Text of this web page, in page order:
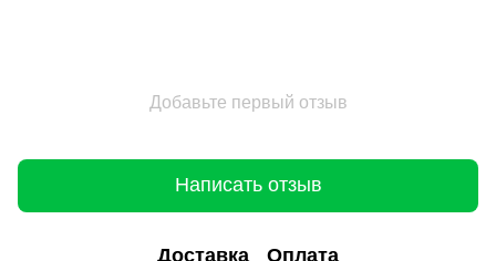
Добавьте первый отзыв
Написать отзыв
Доставка Оплата